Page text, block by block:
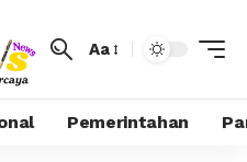
Aa
Pemerintahan